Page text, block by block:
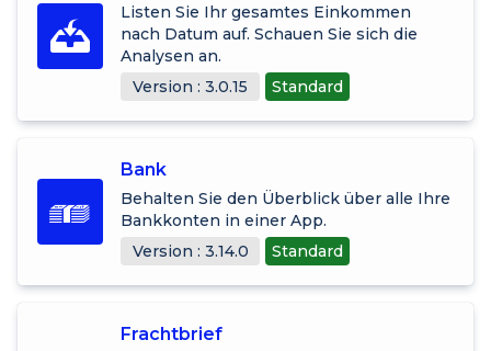
Listen Sie Ihr gesamtes Einkommen
nach Datum auf. Schauen Sie sich die
Analysen an.
Version : 3.0.15
Standard
Bank
Behalten Sie den Überblick über alle Ihre
Bankkonten in einer App.
Version : 3.14.0
Standard
Frachtbrief